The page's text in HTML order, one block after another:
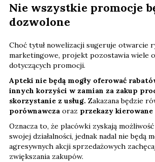
Nie wszystkie promocje
dozwolone
Choć tytuł nowelizacji sugeruje otwarcie
marketingowe, projekt pozostawia wiele
dotyczących promocji.
Apteki nie będą mogły oferować
innych korzyści w zamian za zakup
skorzystanie z usług. Zakazana będzie
porównawcza oraz przekazy kierowane
Oznacza to, że placówki zyskają
swojej działalności, jednak nadal nie będą
agresywnych akcji sprzedażowych
zwiększania zakupów.